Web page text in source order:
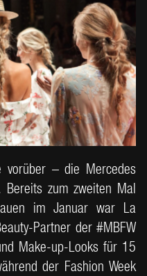
vorüber – die Mercedes
Bereits zum zweiten Mal
im Januar war La
Partner der #MBFW
Make-up-Looks für 15
der Fashion Week